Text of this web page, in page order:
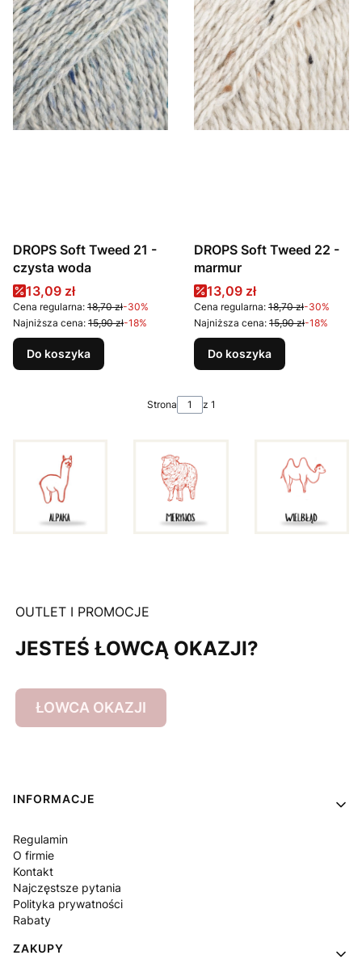
DROPS Soft Tweed 21 -
czysta woda
Cena promocyjna
13,09 zł
Cena regularna: 18,70 zł-30%
Najniższa cena: 15,90 zł-18%
Do koszyka
DROPS Soft Tweed 22 -
marmur
Cena promocyjna
13,09 zł
Cena regularna: 18,70 zł-30%
Najniższa cena: 15,90 zł-18%
Do koszyka
Strona z 1
OUTLET I PROMOCJE
JESTEŚ ŁOWCĄ OKAZJI?
ŁOWCA OKAZJI
Linki w stopce
INFORMACJE
Regulamin
O firmie
Kontakt
Najczęstsze pytania
Polityka prywatności
Rabaty
ZAKUPY